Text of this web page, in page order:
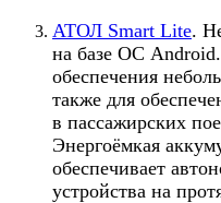
АТОЛ Smart Lite.
на базе ОС
обеспечения
также для
в пассажирских
Энергоёмкая
обеспечивает
устройства на